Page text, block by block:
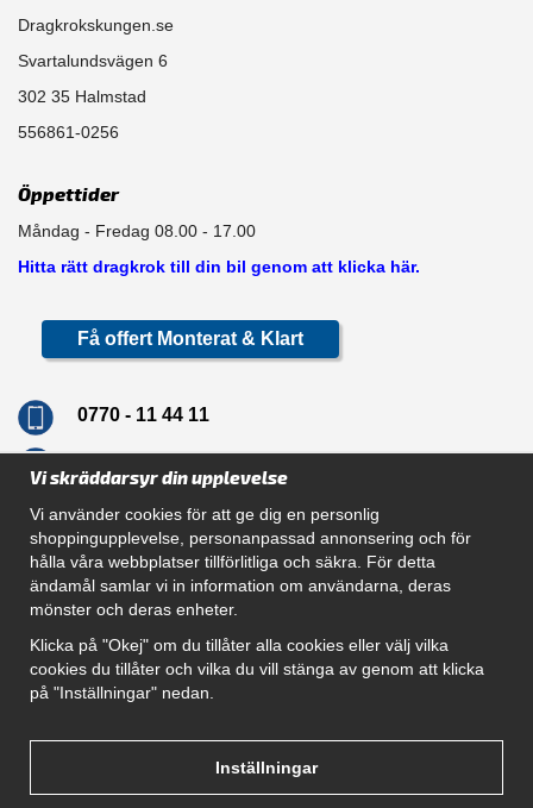
Dragkrokskungen.se
Svartalundsvägen 6
302 35 Halmstad
556861-0256
Öppettider
Måndag - Fredag 08.00 - 17.00
Hitta rätt dragkrok till din bil genom att klicka här.
Få offert Monterat & Klart
0770 - 11 44 11
Navigation
Hur beställer jag
Gör Det Själv Paket
Montera dragkrok
SUPPORT
Villkor
Vi skräddarsyr din upplevelse
Vi använder cookies för att ge dig en personlig
shoppingupplevelse, personanpassad annonsering och för
hålla våra webbplatser tillförlitliga och säkra. För detta
ändamål samlar vi in information om användarna, deras
mönster och deras enheter.
Klicka på "Okej" om du tillåter alla cookies eller välj vilka
cookies du tillåter och vilka du vill stänga av genom att klicka
på "Inställningar" nedan.
Inställningar